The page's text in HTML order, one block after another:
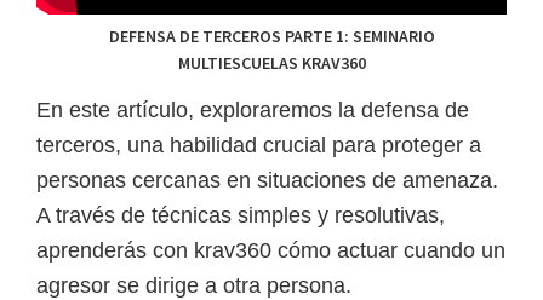
DEFENSA DE TERCEROS PARTE 1: SEMINARIO
MULTIESCUELAS KRAV360
En este artículo, exploraremos la defensa de
terceros, una habilidad crucial para proteger a
personas cercanas en situaciones de amenaza.
A través de técnicas simples y resolutivas,
aprenderás con krav360 cómo actuar cuando un
agresor se dirige a otra persona.